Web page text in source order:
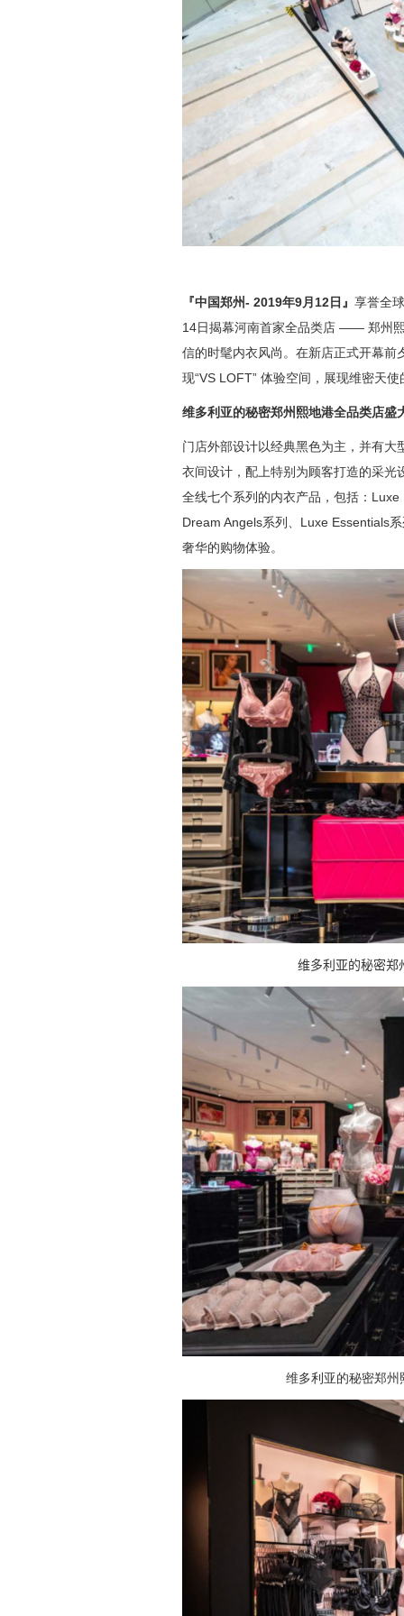
『中国郑州- 2019年9月 12日』 享誉全
14日揭幕河南首家全品类店 —— 郑州
信的时髦内衣风尚。在新店正式开幕
现“VS LOFT” 体验空间，展现维密天
维多利亚的秘密郑州熙地港全品类店盛
门店外部设计以经典黑色为主，并有
衣间设计，配上特别为顾客打造的采
全线七个系列的内衣产品，包括：
Dream Angels系列、Luxe Essentials
奢华的购物体验。
维多利亚的秘密郑
维多利亚的秘密郑州